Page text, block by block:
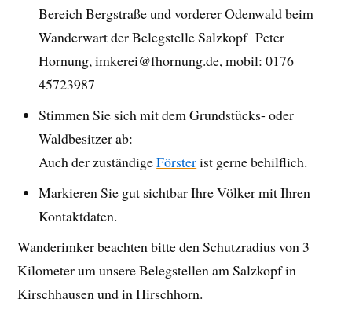
Bereich Bergstraße und vorderer Odenwald beim
Wanderwart der Belegstelle Salzkopf Peter
Hornung, imkerei@fhornung.de, mobil: 0176
45723987
Stimmen Sie sich mit dem Grundstücks- oder
Waldbesitzer ab:
Auch der zuständigeFörsterist gerne behilflich.
Markieren Sie gut sichtbar Ihre Völker mit Ihren
Kontaktdaten.
Wanderimker beachten bitte den Schutzradius von 3
Kilometer um unsere Belegstellen am Salzkopf in
Kirschhausen und in Hirschhorn.